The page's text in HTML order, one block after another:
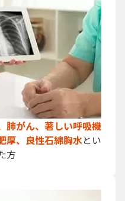
肺がん、著しい呼吸機
厚、良性石綿胸水とい
方